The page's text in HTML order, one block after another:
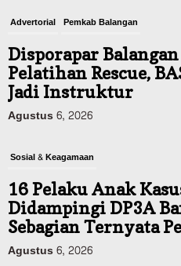
16 Pelaku Anak
Didampingi DP3A
Sebagian Ternyata
Agustus 6, 2026
Dinas PUPR Kalsel
Tindak Lanjut
Pemerintah Janji
Keselamatan Jalan
Banjarbaru–Batulicin